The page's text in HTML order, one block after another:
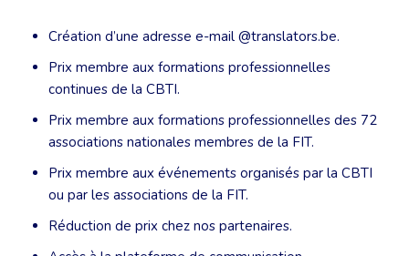
Création d’une adresse e-mail @translators.be.
Prix membre aux formations professionnelles
continues de la CBTI.
Prix membre aux formations professionnelles des 72
associations nationales membres de la FIT.
Prix membre aux événements organisés par la CBTI
ou par les associations de la FIT.
Réduction de prix chez nos partenaires.